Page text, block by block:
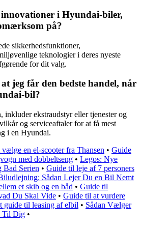
i Hyundai-biler,
på?
sikkerhedsfunktioner,
teknologier i deres nyeste
for dit valg.
jeg får den bedste handel, når
bil?
inkluder ekstraudstyr eller tjenester og
og serviceaftaler for at få mest
i en Hyundai.
en el-scooter fra Thansen • Guide
med dobbeltseng • Legos: Nye
Bad Serien • Guide til leje af 7 personers
Sådan Lejer Du en Bil Nemt
et skib og en båd • Guide til
Du Skal Vide • Guide til at vurdere
guide til leasing af elbil • Sådan Vælger
Til Dig •